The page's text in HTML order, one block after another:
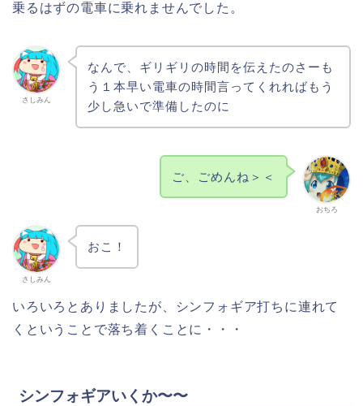
乗るはずの電車に乗れませんでした。
さしみん
なんで、ギリギリの時間を伝えたのさーも
う１本早い電車の時間言ってくれればもう
少し急いで準備したのに
おちろ
ご、ごめんね＞＜
さしみん
おこ！
いろいろとありましたが、シンフォギア打ちに連れて
くということで落ち着くことに・・・
シンフォギアいくか〜〜